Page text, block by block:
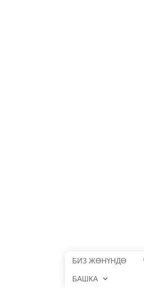
БИЗ ЖӨНҮНДӨ
БАШКА